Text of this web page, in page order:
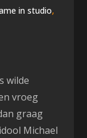
in studio,
wilde
vroeg
graag
Michael